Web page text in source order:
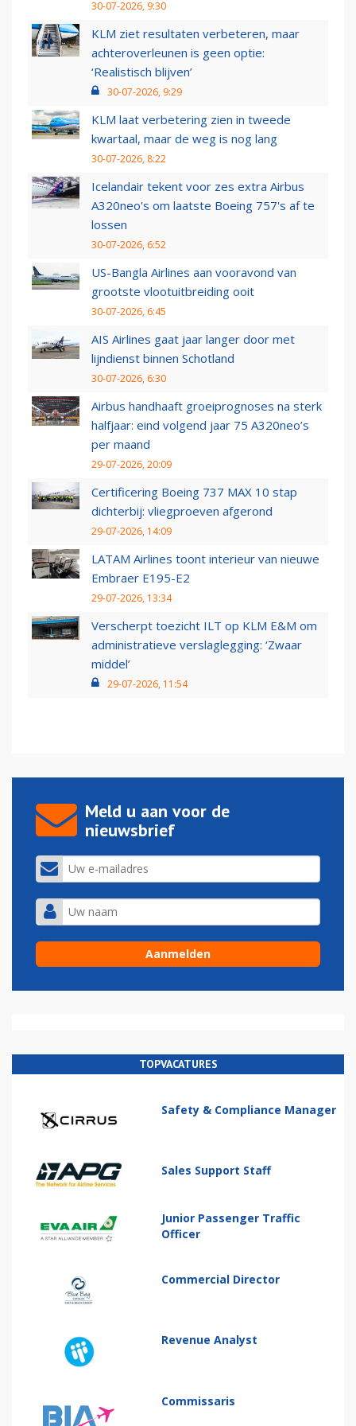
30-07-2026, 9:30
KLM ziet resultaten verbeteren, maar
achteroverleunen is geen optie:
‘Realistisch blijven’
30-07-2026, 9:29
KLM laat verbetering zien in tweede
kwartaal, maar de weg is nog lang
30-07-2026, 8:22
Icelandair tekent voor zes extra Airbus
A320neo's om laatste Boeing 757's af te
lossen
30-07-2026, 6:52
US-Bangla Airlines aan vooravond van
grootste vlootuitbreiding ooit
30-07-2026, 6:45
AIS Airlines gaat jaar langer door met
lijndienst binnen Schotland
30-07-2026, 6:30
Airbus handhaaft groeiprognoses na sterk
halfjaar: eind volgend jaar 75 A320neo’s
per maand
29-07-2026, 20:09
Certificering Boeing 737 MAX 10 stap
dichterbij: vliegproeven afgerond
29-07-2026, 14:09
LATAM Airlines toont interieur van nieuwe
Embraer E195-E2
29-07-2026, 13:34
Verscherpt toezicht ILT op KLM E&M om
administratieve verslaglegging: ‘Zwaar
middel’
29-07-2026, 11:54
Meld u aan voor de
nieuwsbrief
TOPVACATURES
Safety & Compliance Manager
Sales Support Staff
Junior Passenger Traffic
Officer
Commercial Director
Revenue Analyst
Commissaris